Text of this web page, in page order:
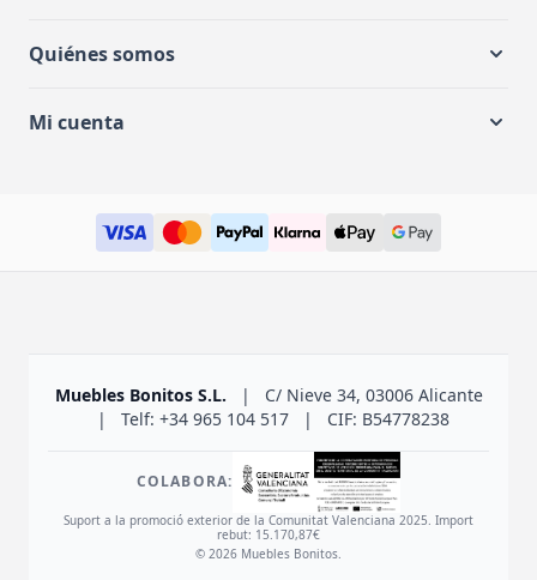
Quiénes somos
Mi cuenta
Muebles Bonitos S.L. |
C/ Nieve 34, 03006 Alicante
|
Telf: +34 965 104 517 | CIF: B54778238
COLABORA:
Suport a la promoció exterior de la Comunitat Valenciana 2025. Import
rebut: 15.170,87€
© 2026 Muebles Bonitos.